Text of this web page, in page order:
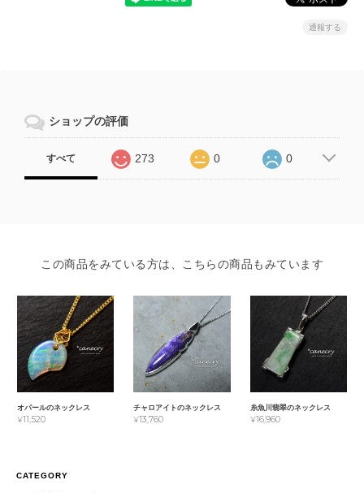
通報する
ショップの評価
すべて 273 0 0
この商品をみている方は、こちらの商品もみています
オパールのネックレス
¥11,520
チャロアイトのネックレス
¥13,760
糸魚川翡翠のネックレス
¥16,960
CATEGORY